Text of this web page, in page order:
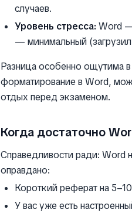
случаев.
Уровень стресса: Word —
— минимальный
Разница особенно ощутима
форматирование в Word,
отдых перед экзаменом.
Когда достаточно
Справедливости ради: Word
оправдано:
Короткий реферат на
У вас уже есть